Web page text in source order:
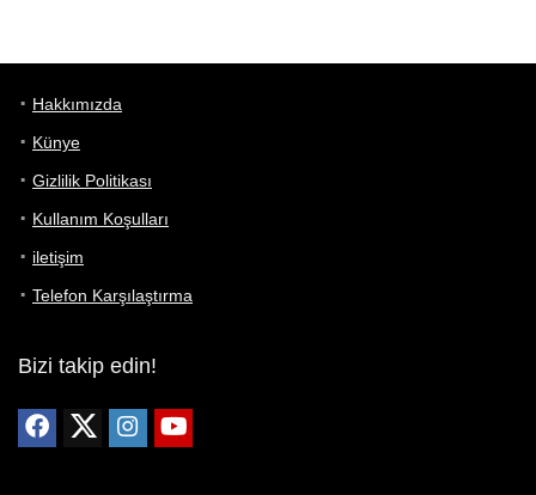
Hakkımızda
Künye
Gizlilik Politikası
Kullanım Koşulları
iletişim
Telefon Karşılaştırma
Bizi takip edin!